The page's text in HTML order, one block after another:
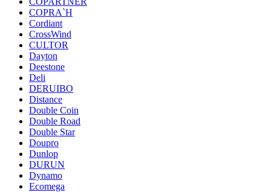
COPRA`H
Cordiant
CrossWind
CULTOR
Dayton
Deestone
Deli
DERUIBO
Distance
Double Coin
Double Road
Double Star
Doupro
Dunlop
DURUN
Dynamo
Ecomega